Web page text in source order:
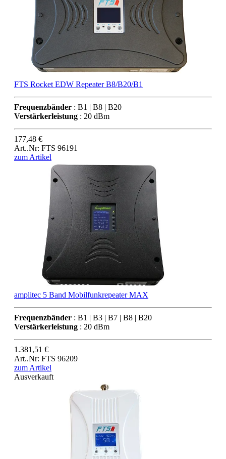
FTS Rocket EDW Repeater B8/B20/B1
Frequenzbänder : B1 | B8 | B20
Verstärkerleistung : 20 dBm
177,48 €
Art..Nr: FTS 96191
zum Artikel
amplitec 5 Band Mobilfunkrepeater MAX
Frequenzbänder : B1 | B3 | B7 | B8 | B20
Verstärkerleistung : 20 dBm
1.381,51 €
Art..Nr: FTS 96209
zum Artikel
Ausverkauft